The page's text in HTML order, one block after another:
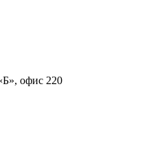
офис 220